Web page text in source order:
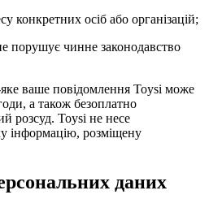
конкретних осіб або організацій;
порушує чинне законодавство
ваше повідомлення Toysi може
а також безоплатно
розсуд. Toysi не несе
інформацію, розміщену
даних